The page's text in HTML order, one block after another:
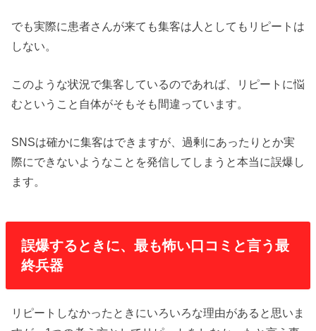
でも実際に患者さんが来ても集客は人としてもリピートは
しない。
このような状況で集客しているのであれば、リピートに悩
むということ自体がそもそも間違っています。
SNSは確かに集客はできますが、過剰にあったりとか実
際にできないようなことを発信してしまうと本当に誤爆し
ます。
誤爆するときに、最も怖い口コミと言う最
終兵器
リピートしなかったときにいろいろな理由があると思いま